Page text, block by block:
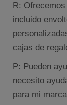
R:
incluido
cajas de
P: Pueden
necesito
para mi